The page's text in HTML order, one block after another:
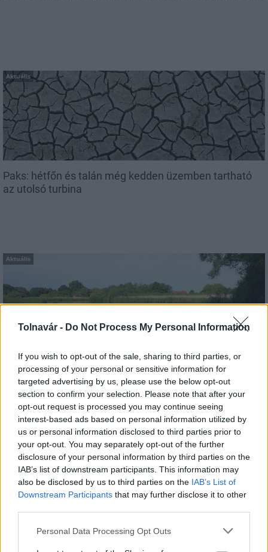
Tolnavár - Do Not Process My Personal Information
If you wish to opt-out of the sale, sharing to third parties, or
processing of your personal or sensitive information for
targeted advertising by us, please use the below opt-out
section to confirm your selection. Please note that after your
opt-out request is processed you may continue seeing
interest-based ads based on personal information utilized by
us or personal information disclosed to third parties prior to
your opt-out. You may separately opt-out of the further
disclosure of your personal information by third parties on the
IAB’s list of downstream participants. This information may
also be disclosed by us to third parties on the IAB’s List of
Downstream Participants that may further disclose it to other
Please note that this website/app uses one or more Google
Personal Data Processing Opt Outs
Aktuális
Paks: hétfőn és talán még kedden üzemben tartható
az utolsó turbina
Aktuális
Az atomerőmű egyetlen hatása a környezetre, hogy a
Duna vizét némileg felmelegíti
MAGYAR ÉPÍTŐK
Aktuális